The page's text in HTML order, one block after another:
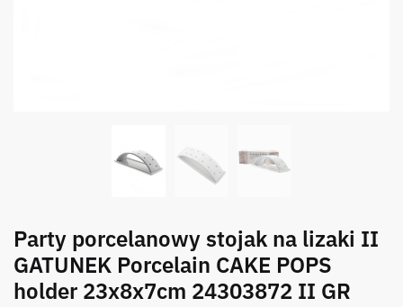
Party porcelanowy stojak na lizaki II
GATUNEK Porcelain CAKE POPS
holder 23x8x7cm 24303872 II GR